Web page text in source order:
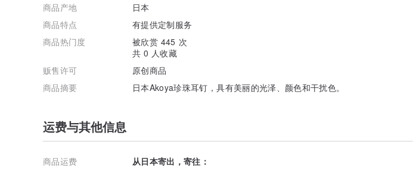
商品产地
日本
商品特点
有提供定制服务
商品热门度
被欣赏 445 次
共 0 人收藏
贩售许可
原创商品
商品摘要
日本Akoya珍珠耳钉，具有美丽的光泽、颜色和干扰色。
运费与其他信息
商品运费 从日本寄出，寄往：